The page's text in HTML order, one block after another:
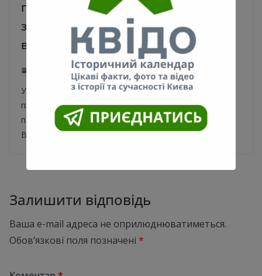
переслідування працівників СБУ з
затриманим суддею Чаусом
вулицями Києва. Відео
0
У столиці відбулися небезпечні автоперегони двох
правоохоронних органів України. У Києві відбулося
переслідування на автомобілях НАБУ та СБУ.
Відповідне відео
Залишити відповідь
Ваша e-mail адреса не оприлюднюватиметься.
Обов’язкові поля позначені *